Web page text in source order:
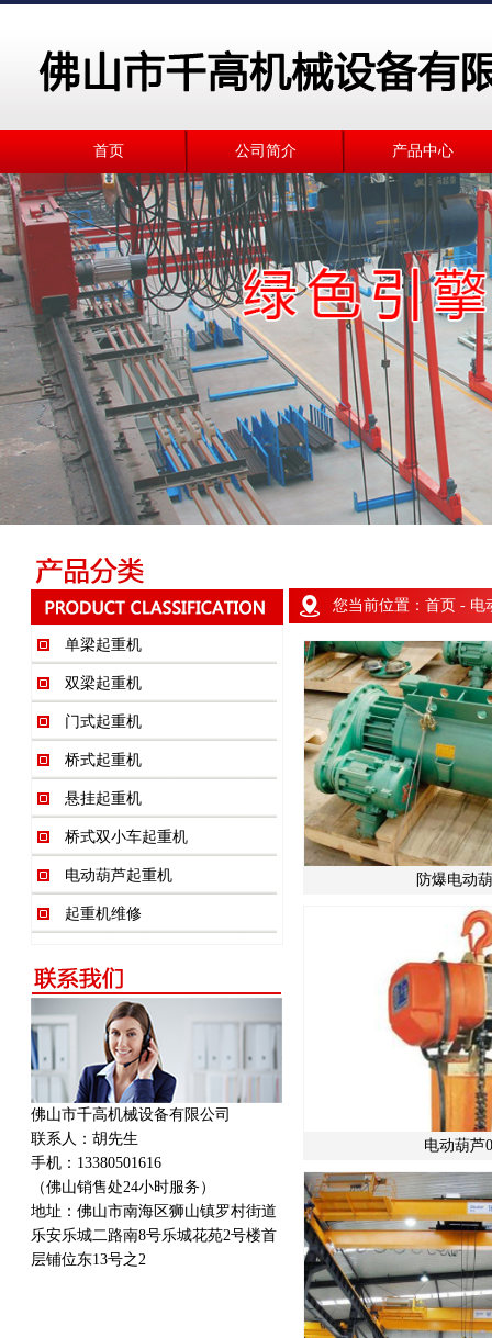
首页 公司简介 产品中心
单梁起重机
双梁起重机
门式起重机
桥式起重机
悬挂起重机
桥式双小车起重机
电动葫芦起重机
起重机维修
佛山市千高机械设备有限公司
联系人：胡先生
手机：13380501616
（佛山销售处24小时服务）
地址： 佛山市南海区狮山镇罗村街道
乐安乐城二路南8号乐城花苑2号楼首
层铺位东13号之2
您当前位置： 首页- 电
防爆电动
电动葫芦